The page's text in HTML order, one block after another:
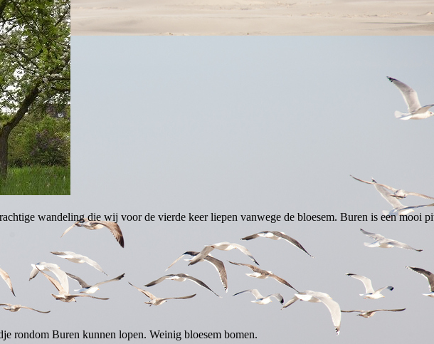
wandeling die wij voor de vierde keer liepen vanwege de bloesem. Buren is een mooi
rondom Buren kunnen lopen. Weinig bloesem bomen.